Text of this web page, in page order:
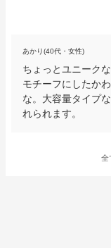
あかり(40代・女性)
ちょっとユニーク
モチーフにしたか
な。大容量タイプ
れられます。
全